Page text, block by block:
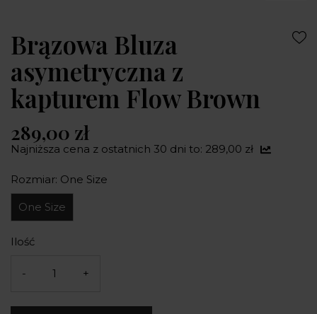
Brązowa Bluza
asymetryczna z
kapturem Flow Brown
289,00 zł
Najniższa cena z ostatnich 30 dni to: 289,00 zł
Rozmiar: One Size
One Size
Ilość
- +